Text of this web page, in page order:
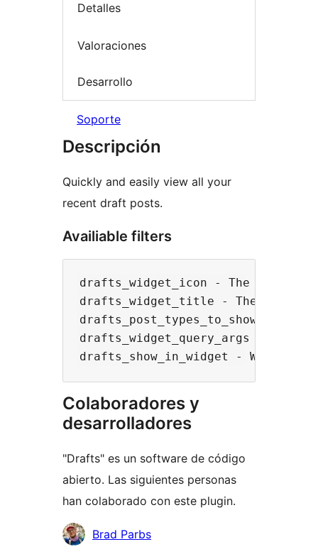
Detalles
Valoraciones
Desarrollo
Soporte
Descripción
Quickly and easily view all your
recent draft posts.
Availiable filters
drafts_widget_icon - The
drafts_widget_title - The title to
drafts_post_types_to_show -
drafts_widget_query_args - An
Colaboradores y
desarrolladores
"Drafts" es un software de código
abierto. Las siguientes personas
han colaborado con este plugin.
Colaboradores
Brad Parbs